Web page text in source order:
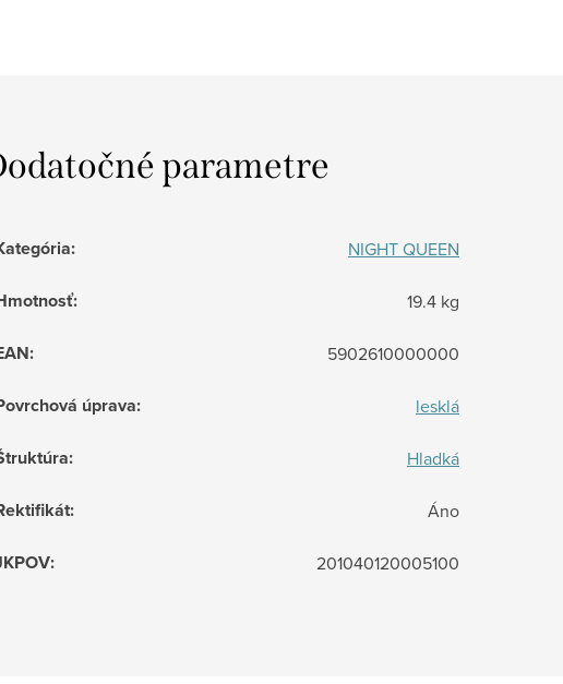
parametre
: NIGHT QUEEN
: 19.4 kg
: 5902610000000
úprava: lesklá
: Hladká
: Áno
: 201040120005100